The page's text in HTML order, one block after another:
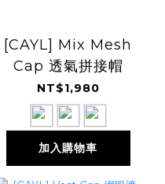
[CAYL] Mix Mesh
Cap 透氣拼接帽
NT$1,980
加入購物車